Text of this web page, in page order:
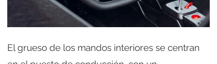
El grueso de los mandos interiores se centran